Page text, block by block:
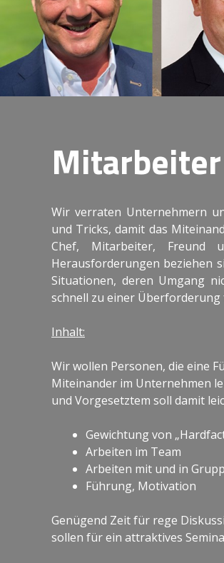
Wir verraten Unternehmern
und Tricks, damit das
Chef, Mitarbeiter, Freund
Herausforderungen beziehen
Situationen, deren Umgang
schnell zu einer
Inhalt:
Wir wollen Personen, die eine
Miteinander im Unternehmen
und Vorgesetztem soll damit
Gewichtung von
Arbeiten im Team
Arbeiten mit und in
Führung, Motivation
Genügend Zeit für rege
sollen für ein attraktives